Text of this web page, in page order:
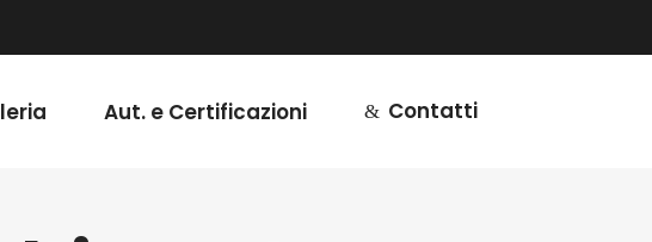
Aut. e Certificazioni Contatti